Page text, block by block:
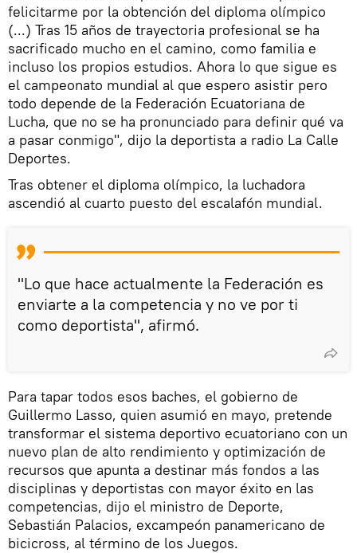
felicitarme por la obtención del diploma olímpico
(...) Tras 15 años de trayectoria profesional se ha
sacrificado mucho en el camino, como familia e
incluso los propios estudios. Ahora lo que sigue es
el campeonato mundial al que espero asistir pero
todo depende de la Federación Ecuatoriana de
Lucha, que no se ha pronunciado para definir qué va
a pasar conmigo", dijo la deportista a radio La Calle
Deportes.
Tras obtener el diploma olímpico, la luchadora
ascendió al cuarto puesto del escalafón mundial.
"Lo que hace actualmente la Federación es
enviarte a la competencia y no ve por ti
como deportista", afirmó.
Para tapar todos esos baches, el gobierno de
Guillermo Lasso, quien asumió en mayo, pretende
transformar el sistema deportivo ecuatoriano con un
nuevo plan de alto rendimiento y optimización de
recursos que apunta a destinar más fondos a las
disciplinas y deportistas con mayor éxito en las
competencias, dijo el ministro de Deporte,
Sebastián Palacios, excampeón panamericano de
bicicross, al término de los Juegos.